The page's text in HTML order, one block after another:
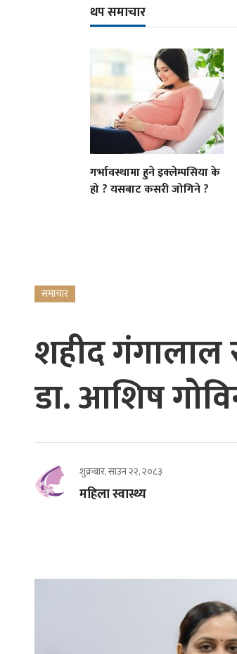
थप समाचार
गर्भावस्थामा हुने इक्लेम्पसिया के
हो ? यसबाट कसरी जोगिने ?
समाचार
शहीद गंगालाल
डा. आशिष
शुक्रबार, साउन २२, २०८३
महिला स्वास्थ्य